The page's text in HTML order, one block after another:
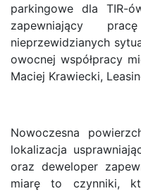
parkingowe dla TIR-
zapewniający
nieprzewidzianych
owocnej współpracy
Maciej Krawiecki,
Nowoczesna
lokalizacja
oraz deweloper
miarę to czynniki,